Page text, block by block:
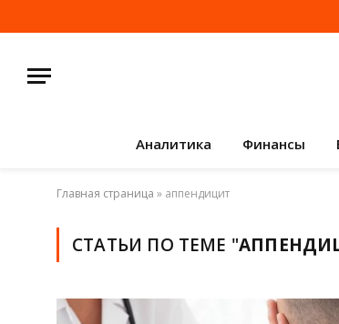
Аналитика Финансы
Главная страница » аппендицит
СТАТЬИ ПО ТЕМЕ "